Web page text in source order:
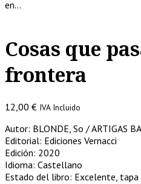
en…
Cosas que
frontera
12,00 € IVA Incluido
Autor: BLONDE, So / ARTIGAS
Editorial: Ediciones Vernacci
Edición: 2020
Idioma: Castellano
Estado del libro: Excelente, tapa